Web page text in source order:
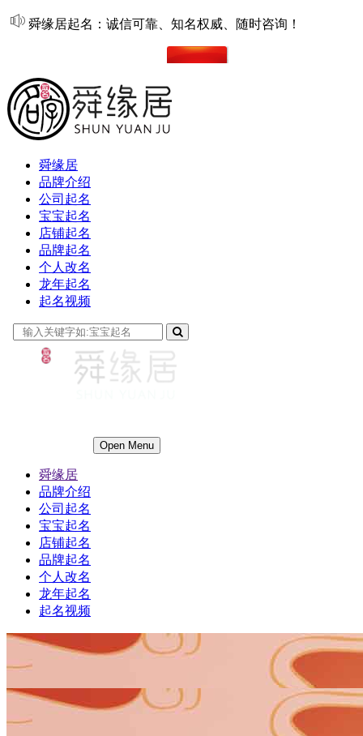
舜缘居起名：诚信可靠、知名权威、随时咨询！
舜缘居
品牌介绍
公司起名
宝宝起名
店铺起名
品牌起名
个人改名
龙年起名
起名视频
Open Menu
舜缘居
品牌介绍
公司起名
宝宝起名
店铺起名
品牌起名
个人改名
龙年起名
起名视频